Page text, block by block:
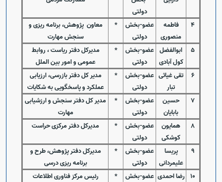
دولتی
4
فاطمه
منصوری
عضو-بخش
دولتی
*
معاون پژوهش، برنامه ریزی و
سنجش مهارت
5
ابوالفضل
کول آبادی
عضو-بخش
دولتی
*
مدیرکل دفتر ریاست ، روابط
عمومی و امور بین الملل
6
تقی غیاثی
تبار
عضو-بخش
دولتی
*
مدیر کل دفتر بازرسی، ارزیابی
عملکرد و پاسخگویی به شکایات
7
حسین
بابایان
عضو-بخش
دولتی
*
مدیر کل دفتر سنجش و ارزشیابی
مهارت
8
همایون
کوشکی
عضو-بخش
دولتی
* مدیرکل دفتر مرکزی حراست
9
پریسا
علیمردانی
عضو-بخش
دولتی
*
مدیرکل دفتر پژوهش، طرح و
برنامه ریزی درسی
10 رضا احمدی عضو-بخش
*
رئیس مرکز فناوری اطلاعات